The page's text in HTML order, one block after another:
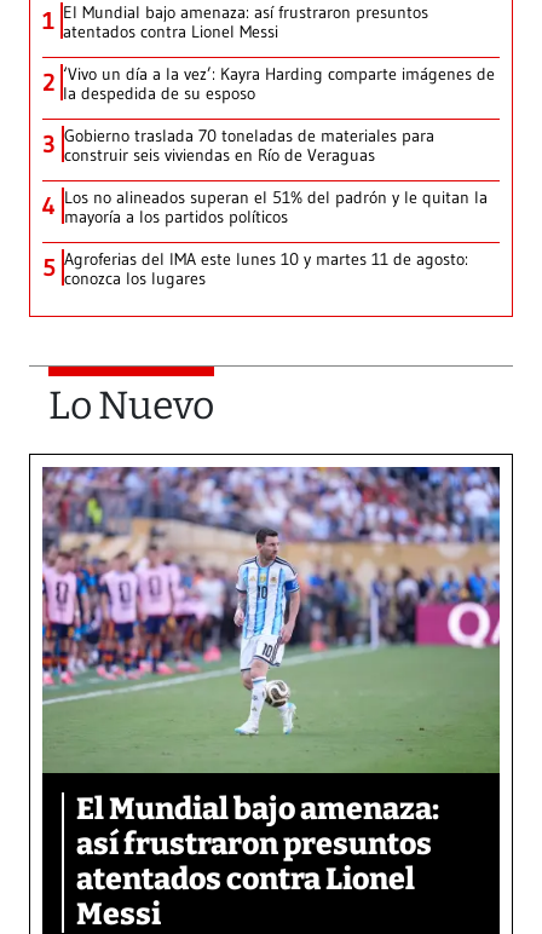
1 El Mundial bajo amenaza: así frustraron presuntos
atentados contra Lionel Messi
2 ‘Vivo un día a la vez’: Kayra Harding comparte imágenes de
la despedida de su esposo
3 Gobierno traslada 70 toneladas de materiales para
construir seis viviendas en Río de Veraguas
4 Los no alineados superan el 51% del padrón y le quitan la
mayoría a los partidos políticos
5 Agroferias del IMA este lunes 10 y martes 11 de agosto:
conozca los lugares
Lo Nuevo
El Mundial bajo amenaza:
así frustraron presuntos
atentados contra Lionel
Messi